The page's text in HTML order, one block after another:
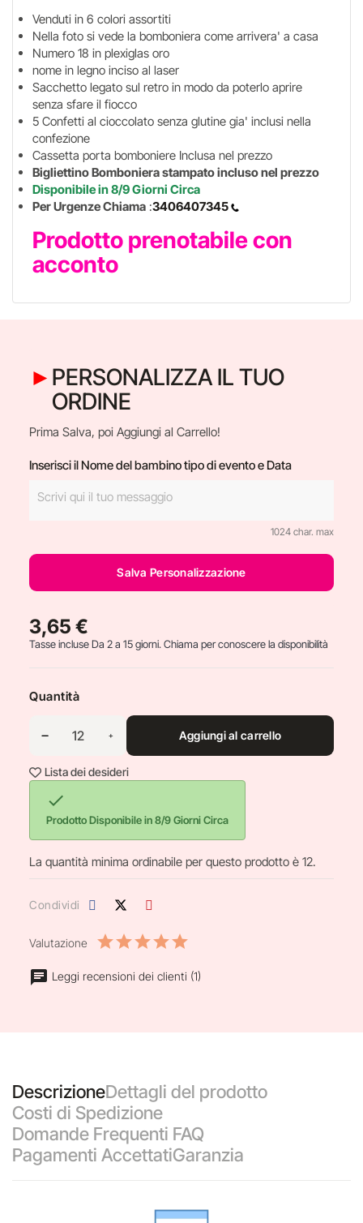
Venduti in 6 colori assortiti
Nella foto si vede la bomboniera come arrivera' a casa
Numero 18 in plexiglas oro
nome in legno inciso al laser
Sacchetto legato sul retro in modo da poterlo aprire
senza sfare il fiocco
5 Confetti al cioccolato senza glutine gia' inclusi nella
confezione
Cassetta porta bomboniere Inclusa nel prezzo
Bigliettino Bomboniera stampato incluso nel prezzo
Disponibile in 8/9 Giorni Circa
Per Urgenze Chiama :3406407345
Prodotto prenotabile con
acconto
PERSONALIZZA IL TUO
ORDINE
Prima Salva, poi Aggiungi al Carrello!
Inserisci il Nome del bambino tipo di evento e Data
1024 char. max
Salva Personalizzazione
3,65 €
Tasse incluseDa 2 a 15 giorni. Chiama per conoscere la disponibilità
Quantità
Aggiungi al carrello
Lista dei desideri

Prodotto Disponibile in 8/9 Giorni Circa
La quantità minima ordinabile per questo prodotto è 12.
Condividi
Valutazione
Leggi recensioni dei clienti (1)
DescrizioneDettagli del prodotto
Costi di Spedizione
Domande Frequenti FAQ
Pagamenti AccettatiGaranzia